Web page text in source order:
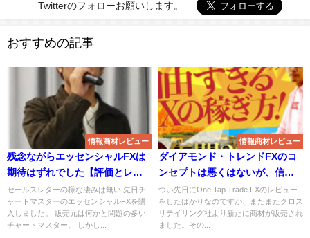
Twitterのフォローお願いします。
おすすめの記事
情報商材レビュー
残念ながらエッセンシャルFXは
期待はずれでした【評価とレビ
ュー】
セールスレターの様な凄みは無い 先日チ
ャートマスターのエッセンシャルFXを購
入しました。 販売元は何かと問題の多い
チャートマスター。 しかし...
情報商材レビュー
ダイアモンド・トレンドFXのコ
ンセプトは悪くはないが、信用
できない
つい先日にOne Tap Trade FXのレビュー
をしたばかりなのですが、またまたクロス
リテイリング社より新たに商材が販売され
ました。その...